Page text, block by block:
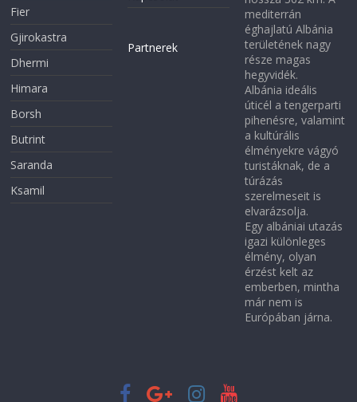
Fier
Gjirokastra
Dhermi
Himara
Borsh
Butrint
Saranda
Ksamil
Partnerek
mediterrán
éghajlatú Albánia
területének nagy
része magas
hegyvidék.
Albánia ideális
úticél a tengerparti
pihenésre, valamint
a kultúrális
élményekre vágyó
turistáknak, de a
túrázás
szerelmeseit is
elvarázsolja.
Egy albániai utazás
igazi különleges
élmény, olyan
érzést kelt az
emberben, mintha
már nem is
Európában járna.